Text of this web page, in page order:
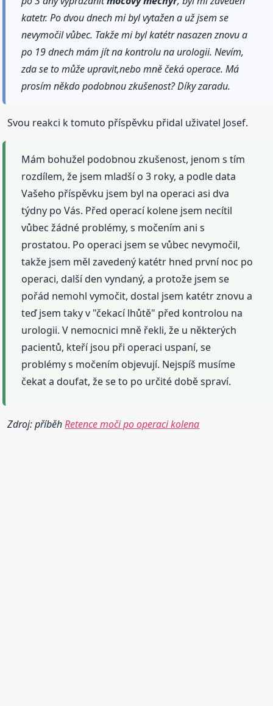
katetr. Po dvou dnech mi byl vytažen a už jsem se
nevymočil vůbec. Takže mi byl katétr nasazen znovu a
po 19 dnech mám jít na kontrolu na urologii. Nevím,
zda se to může upravit,nebo mně čeká operace. Má
prosím někdo podobnou zkušenost? Díky zaradu.
Svou reakci k tomuto příspěvku přidal uživatel Josef.
Mám bohužel podobnou zkušenost, jenom s tím
rozdílem, že jsem mladší o 3 roky, a podle data
Vašeho příspěvku jsem byl na operaci asi dva
týdny po Vás. Před operací kolene jsem necítil
vůbec žádné problémy, s močením ani s
prostatou. Po operaci jsem se vůbec nevymočil,
takže jsem měl zavedený katétr hned první noc po
operaci, další den vyndaný, a protože jsem se
pořád nemohl vymočit, dostal jsem katétr znovu a
teď jsem taky v "čekací lhůtě" před kontrolou na
urologii. V nemocnici mně řekli, že u některých
pacientů, kteří jsou při operaci uspaní, se
problémy s močením objevují. Nejspíš musíme
čekat a doufat, že se to po určité době spraví.
Zdroj: příběhRetence moči po operaci kolena